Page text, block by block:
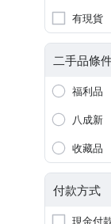
有現貨
二手品條
福利品
八成新
收藏品
付款方式
現金付